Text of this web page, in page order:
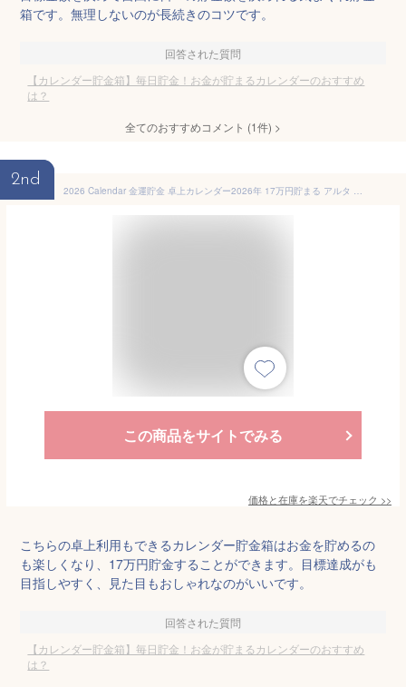
箱です。無理しないのが長続きのコツです。
回答された質問
【カレンダー貯金箱】毎日貯金！お金が貯まるカレンダーのおすすめ
は？
全てのおすすめコメント (1件) >
2nd
2026 Calendar 金運貯金 卓上カレンダー2026年 17万円貯まる アルタ 貯金箱型卓上 マネーバンク 令和8年暦 メール便可 マシュマロポップ
この商品をサイトでみる
価格と在庫を楽天でチェック >>
こちらの卓上利用もできるカレンダー貯金箱はお金を貯めるの
も楽しくなり、17万円貯金することができます。目標達成がも
目指しやすく、見た目もおしゃれなのがいいです。
回答された質問
【カレンダー貯金箱】毎日貯金！お金が貯まるカレンダーのおすすめ
は？